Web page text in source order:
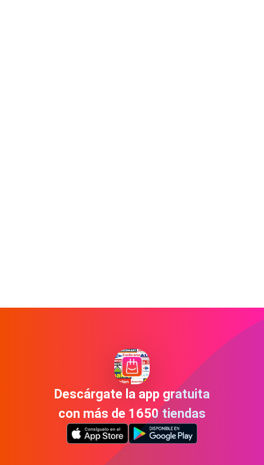
Descárgate la app gratuita
con más de 1650 tiendas